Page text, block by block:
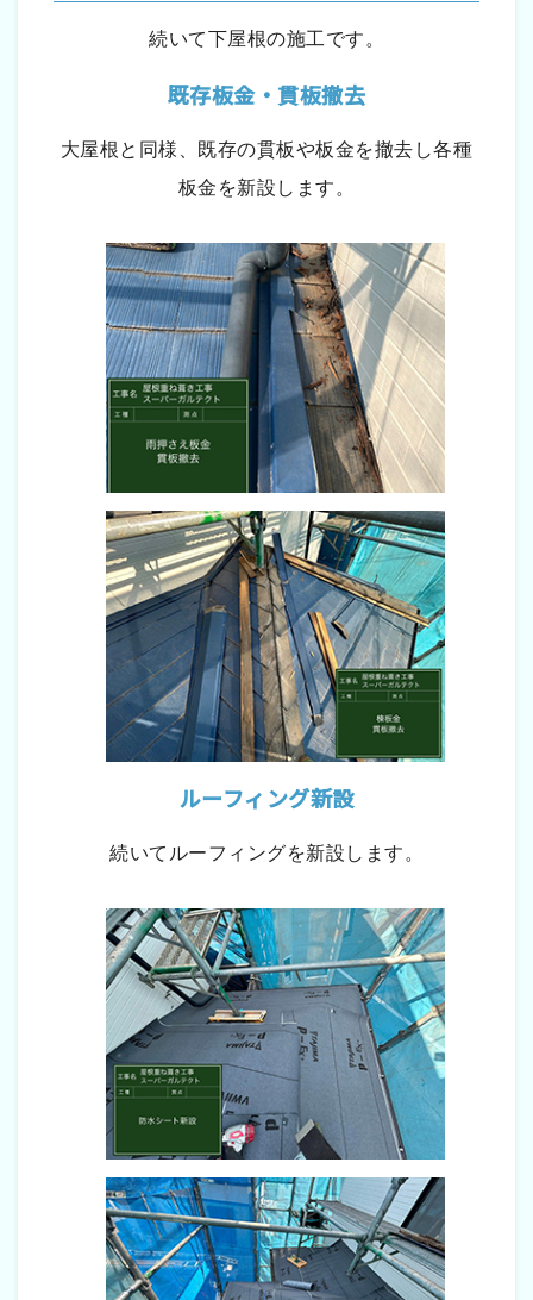
続いて下屋根の施工です。
既存板金・貫板撤去
大屋根と同様、既存の貫板や板金を撤去し各種
板金を新設します。
ルーフィング新設
続いてルーフィングを新設します。